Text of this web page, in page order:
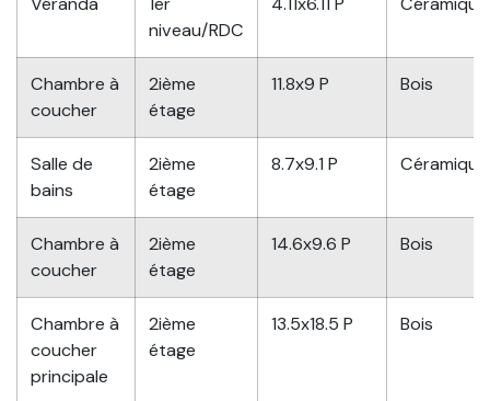
niveau/RDC
Chambre à
coucher
2ième
étage
11.8x9 P Bois
Salle de
bains
2ième
étage
8.7x9.1 P Céramique
Chambre à
coucher
2ième
étage
14.6x9.6 P Bois
Chambre à
coucher
principale
2ième
étage
13.5x18.5 P Bois